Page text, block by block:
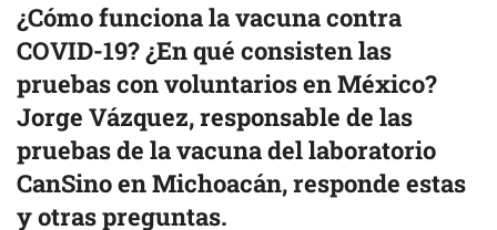
¿Cómo funciona la vacuna contra
COVID-19? ¿En qué consisten las
pruebas con voluntarios en México?
Jorge Vázquez, responsable de las
pruebas de la vacuna del laboratorio
CanSino en Michoacán, responde estas
y otras preguntas.